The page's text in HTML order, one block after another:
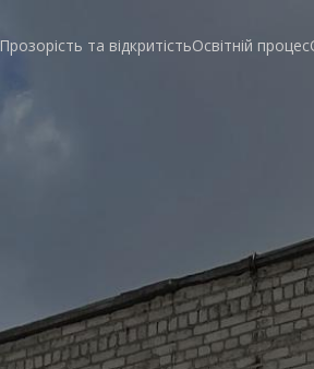
Прозорість та відкритістьОсвітній процес